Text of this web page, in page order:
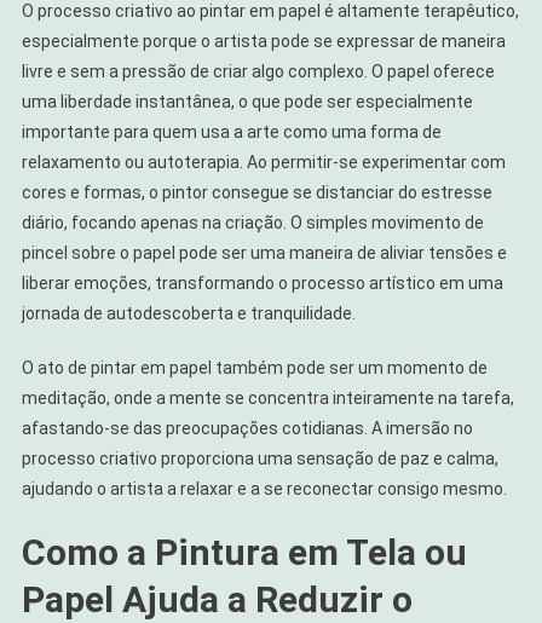
O processo criativo ao pintar em papel é altamente terapêutico,
especialmente porque o artista pode se expressar de maneira
livre e sem a pressão de criar algo complexo. O papel oferece
uma liberdade instantânea, o que pode ser especialmente
importante para quem usa a arte como uma forma de
relaxamento ou autoterapia. Ao permitir-se experimentar com
cores e formas, o pintor consegue se distanciar do estresse
diário, focando apenas na criação. O simples movimento de
pincel sobre o papel pode ser uma maneira de aliviar tensões e
liberar emoções, transformando o processo artístico em uma
jornada de autodescoberta e tranquilidade.
O ato de pintar em papel também pode ser um momento de
meditação, onde a mente se concentra inteiramente na tarefa,
afastando-se das preocupações cotidianas. A imersão no
processo criativo proporciona uma sensação de paz e calma,
ajudando o artista a relaxar e a se reconectar consigo mesmo.
Como a Pintura em Tela ou
Papel Ajuda a Reduzir o